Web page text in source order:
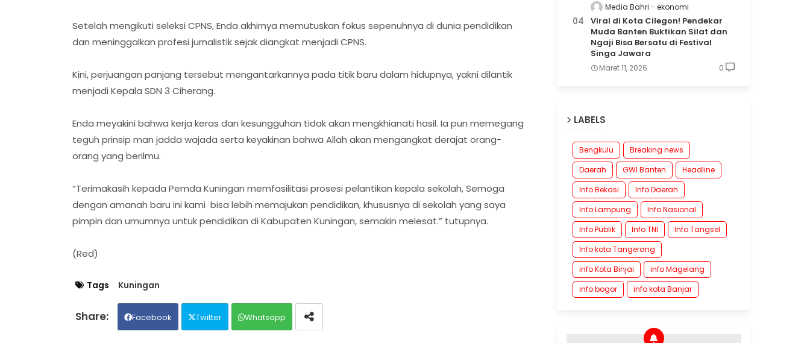
‎Setelah mengikuti seleksi CPNS, Enda akhirnya memutuskan fokus sepenuhnya di dunia pendidikan
dan meninggalkan profesi jurnalistik sejak diangkat menjadi CPNS.
‎Kini, perjuangan panjang tersebut mengantarkannya pada titik baru dalam hidupnya, yakni dilantik
menjadi Kepala SDN 3 Ciherang.
‎Enda meyakini bahwa kerja keras dan kesungguhan tidak akan mengkhianati hasil. Ia pun memegang
teguh prinsip man jadda wajada serta keyakinan bahwa Allah akan mengangkat derajat orang-
orang yang berilmu.
‎“Terimakasih kepada Pemda Kuningan memfasilitasi prosesi pelantikan kepala sekolah, Semoga
dengan amanah baru ini kami bisa lebih memajukan pendidikan, khususnya di sekolah yang saya
pimpin dan umumnya untuk pendidikan di Kabupaten Kuningan, semakin melesat.” tutupnya.
(Red)
Tags Kuningan
Facebook Twitter Whatsapp
Media Bahri ekonomi
Viral di Kota Cilegon! Pendekar
Muda Banten Buktikan Silat dan
Ngaji Bisa Bersatu di Festival
Singa Jawara
Maret 11, 2026 0
LABELS
Bengkulu
Breaking news
Daerah
GWI Banten
Headline
Info Bekasi
Info Daerah
Info Lampung
Info Nasional
Info Publik
Info TNI
Info Tangsel
Info kota Tangerang
info Kota Binjai
info Magelang
info bogor
info kota Banjar